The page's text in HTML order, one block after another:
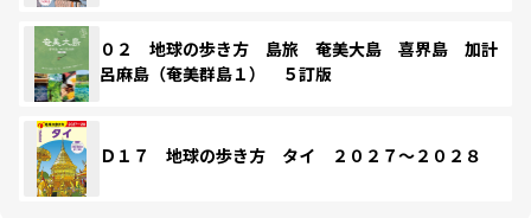
０２ 地球の歩き方 島旅 奄美大島 喜界島 加計
呂麻島（奄美群島１） ５訂版
Ｄ１７ 地球の歩き方 タイ ２０２７～２０２８